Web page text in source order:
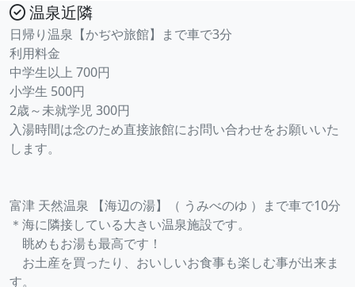
温泉近隣
日帰り温泉【かぢや旅館】まで車で3分
利用料金
中学生以上 700円
小学生 500円
2歳～未就学児 300円
入湯時間は念のため直接旅館にお問い合わせをお願いいた
します。
富津 天然温泉 【海辺の湯】（ うみべのゆ ）まで車で10分
＊海に隣接している大きい温泉施設です。
眺めもお湯も最高です！
お土産を買ったり、おいしいお食事も楽しむ事が出来ま
す。